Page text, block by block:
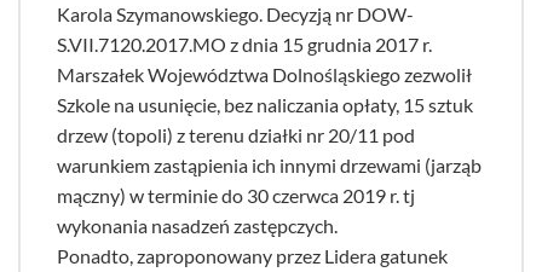
Karola Szymanowskiego. Decyzją nr DOW-
S.VII.7120.2017.MO z dnia 15 grudnia 2017 r.
Marszałek Województwa Dolnośląskiego zezwolił
Szkole na usunięcie, bez naliczania opłaty, 15 sztuk
drzew (topoli) z terenu działki nr 20/11 pod
warunkiem zastąpienia ich innymi drzewami (jarząb
mączny) w terminie do 30 czerwca 2019 r. tj
wykonania nasadzeń zastępczych.
Ponadto, zaproponowany przez Lidera gatunek